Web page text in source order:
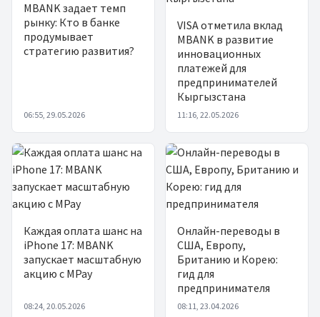
MBANK задает темп
рынку: Кто в банке
продумывает
стратегию развития?
06:55, 29.05.2026
VISA отметила вклад
MBANK в развитие
инновационных
платежей для
предпринимателей
Кыргызстана
11:16, 22.05.2026
Каждая оплата шанс на
iPhone 17: MBANK
запускает масштабную
акцию с MPay
08:24, 20.05.2026
Онлайн-переводы в
США, Европу,
Британию и Корею:
гид для
предпринимателя
08:11, 23.04.2026